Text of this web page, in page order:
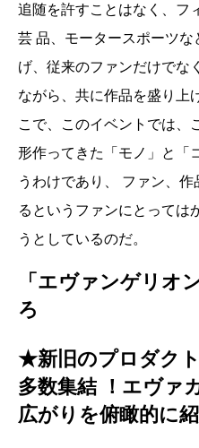
追随を許すことはなく、フ
芸 品、モータースポーツ
げ、従来のファンだけでな
ながら、共に作品を盛り上
こで、このイベントでは、
形作ってきた「モノ」と「
うわけであり、 ファン、
るというファンにとっては
うとしているのだ。
「エヴァンゲリオ
ろ
★新旧のプロダク
多数集結 ！エヴァ
広がりを俯瞰的に